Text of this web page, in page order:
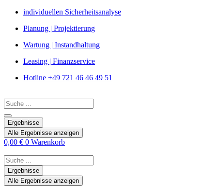
Zum
springen
individuellen Sicherheitsanalyse
Planung | Projektierung
Wartung | Instandhaltung
Leasing | Finanzservice
Hotline +49 721 46 46 49 51
Search
...
Ergebnisse
Alle Ergebnisse anzeigen
0,00 € 0 Warenkorb
Search
...Ergebnisse
Alle Ergebnisse anzeigen